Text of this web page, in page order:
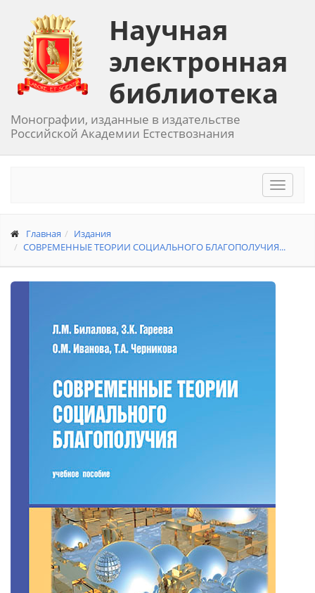
Научная
электронная
библиотека
Монографии, изданные в издательстве
Российской Академии Естествознания
Toggle
Главная
Издания
СОВРЕМЕННЫЕ ТЕОРИИ СОЦИАЛЬНОГО БЛАГОПОЛУЧИЯ...